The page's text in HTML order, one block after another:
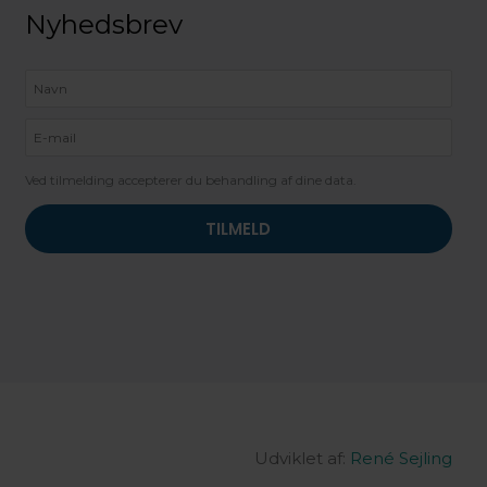
Nyhedsbrev
Ved tilmelding accepterer du behandling af dine data.
Udviklet af: René Sejling